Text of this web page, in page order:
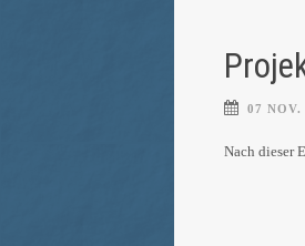
07 NOV.
Nach dieser